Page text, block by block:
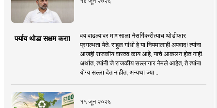
पर्याय थोडा सक्षम करा!
वय वाढल्यावर माणसाला नैसर्गिकरीत्याच थोडीफार
प्रगल्भता येते. राहुल गांधी हे या नियमालाही अपवाद! त्यांना
आजही राजकीय वास्तव काय आहे, याचे आकलन होत नाही.
अर्थात, त्यांनी जे राजकीय सल्लागार नेमले आहेत, ते त्यांना
योग्य सल्ला देत नाहीत, अन्यथा ज्या ..
१५ जून २०२६